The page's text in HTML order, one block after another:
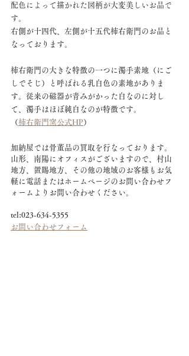
配色によって描かれた図柄が大変美しいお品で
す。
右側が十四代、左側が十五代柿右衛門のお品と
なっております。
柿右衛門の大きな特徴の一つに濁手素地（にご
しでそじ）と呼ばれる乳白色の素地がありま
す。従来の磁器が青みがかった白なのに対し
て、濁手はほぼ純白なのが特徴です。
（柿右衛門窯公式HP）
加納屋では骨董品の買取を行なっております。
山形、南陽にオフィスがございますので、村山
地方、置賜地方、その他の地域のお客様もお気
軽に電話またはホームページのお問い合わせフ
ォームよりお問い合わせください。
tel:023-634-5355
お問い合わせフォーム